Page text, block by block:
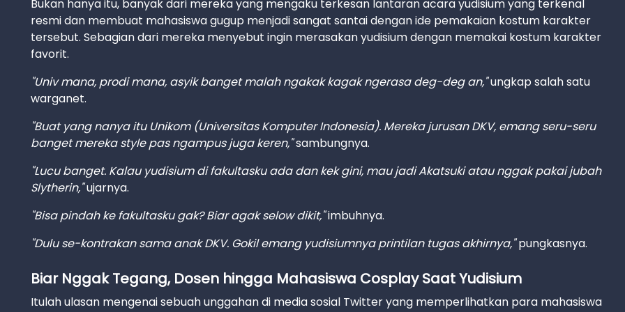
Bukan hanya itu, banyak dari mereka yang mengaku terkesan lantaran acara yudisium yang terkenal
resmi dan membuat mahasiswa gugup menjadi sangat santai dengan ide pemakaian kostum karakter
tersebut. Sebagian dari mereka menyebut ingin merasakan yudisium dengan memakai kostum karakter
favorit.
"Univ mana, prodi mana, asyik banget malah ngakak kagak ngerasa deg-deg an,"ungkap salah satu
warganet.
"Buat yang nanya itu Unikom (Universitas Komputer Indonesia). Mereka jurusan DKV, emang seru-seru
banget mereka style pas ngampus juga keren,"sambungnya.
"Lucu banget. Kalau yudisium di fakultasku ada dan kek gini, mau jadi Akatsuki atau nggak pakai jubah
Slytherin,"ujarnya.
"Bisa pindah ke fakultasku gak? Biar agak selow dikit,"imbuhnya.
"Dulu se-kontrakan sama anak DKV. Gokil emang yudisiumnya printilan tugas akhirnya,"pungkasnya.
Biar Nggak Tegang, Dosen hingga Mahasiswa Cosplay Saat Yudisium
Itulah ulasan mengenai sebuah unggahan di media sosial Twitter yang memperlihatkan para mahasiswa